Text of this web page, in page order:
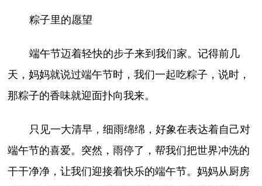
粽子里的愿望
端午节迈着轻快的步子来到我们家。记得前几
天，妈妈就说过端午节时，我们一起吃粽子，说时，
那粽子的香味就迎面扑向我来。
只见一大清早，细雨绵绵，好象在表达着自己对
端午节的喜爱。突然，雨停了，帮我们把世界冲洗的
干干净净，让我们迎接着快乐的端午节。妈妈从厨房